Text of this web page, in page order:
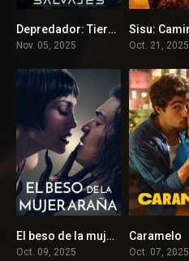
7.3
Depredador: Tierras salvajes
Nov. 05, 2025 Oct. 21, 2025
0
El beso de la mujer araña
Oct. 09, 2025
Caramelo
Oct. 07, 2025